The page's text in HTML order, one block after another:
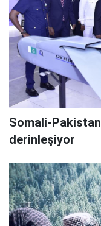
Somali-
derinleşiyor